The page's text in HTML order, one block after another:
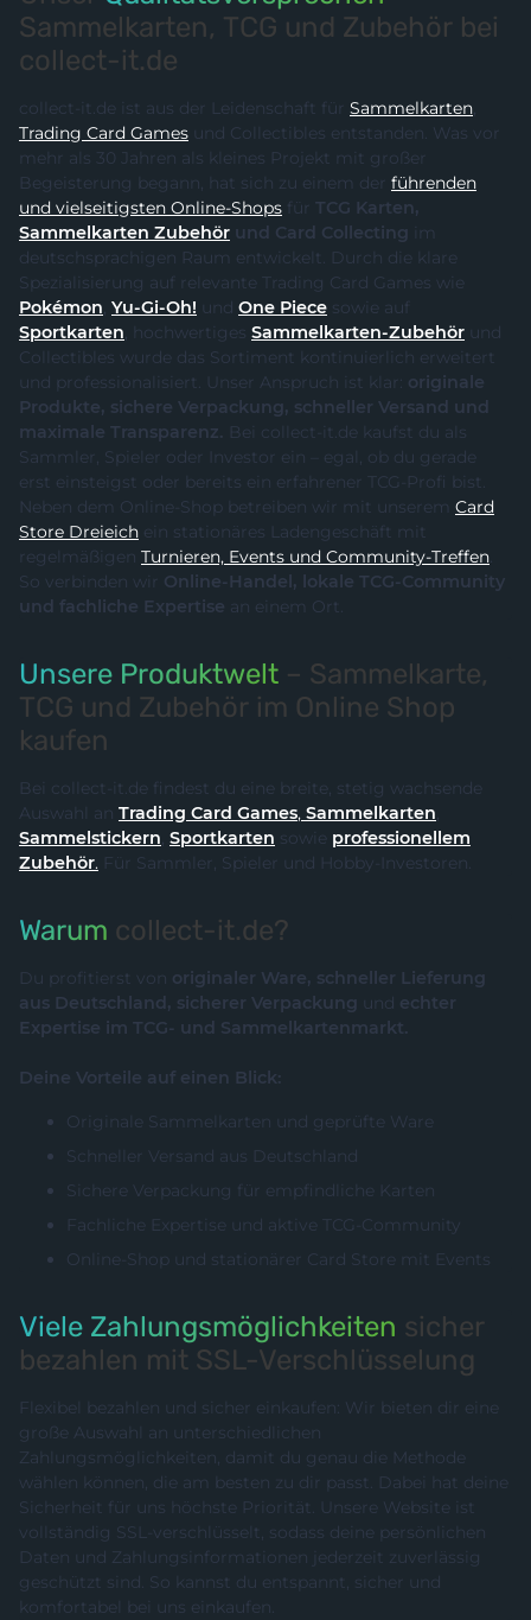
Sammelkarten, TCG und Zubehör bei
collect-it.de
collect-it.de ist aus der Leidenschaft für Sammelkarten,
Trading Card Games und Collectibles entstanden. Was vor
mehr als 30 Jahren als kleines Projekt mit großer
Begeisterung begann, hat sich zu einem der führenden
und vielseitigsten Online-Shops für TCG Karten,
Sammelkarten Zubehör und Card Collecting
im
deutschsprachigen Raum entwickelt. Durch die klare
Spezialisierung auf relevante Trading Card Games wie
Pokémon, Yu-Gi-Oh! und One Piece sowie auf
Sportkarten , hochwertiges Sammelkarten-Zubehör
Collectibles wurde das Sortiment kontinuierlich erweitert
und professionalisiert. Unser Anspruch ist klar: originale
Produkte, sichere Verpackung, schneller Versand und
maximale Transparenz. Bei collect-it.de kaufst du als
Sammler, Spieler oder Investor ein – egal, ob du gerade
erst einsteigst oder bereits ein erfahrener TCG-Profi bist.
Neben dem Online-Shop betreiben wir mit unserem Card
Store Dreieich ein stationäres Ladengeschäft mit
regelmäßigen
Turnieren, Events und Community-Treffen.
So verbinden wir Online-Handel, lokale TCG-Community
und fachliche Expertise an einem Ort.
Unsere Produktwelt – Sammelkarte,
TCG und Zubehör im Online Shop
kaufen
Bei collect-it.de findest du eine breite, stetig wachsende
Auswahl an
Trading Card Games, Sammelkarten,
Sammelstickern, Sportkarten sowie professionellem
Zubehör. Für Sammler, Spieler und Hobby-Investoren.
Warum collect-it.de?
Du profitierst von originaler Ware, schneller Lieferung
aus Deutschland, sicherer Verpackung und echter
Expertise im TCG- und Sammelkartenmarkt.
Deine Vorteile auf einen Blick:
Originale Sammelkarten und geprüfte Ware
Schneller Versand aus Deutschland
Sichere Verpackung für empfindliche Karten
Fachliche Expertise und aktive TCG-Community
Online-Shop und stationärer Card Store mit Events
Viele Zahlungsmöglichkeiten sicher
bezahlen mit SSL-Verschlüsselung
Flexibel bezahlen und sicher einkaufen: Wir bieten dir eine
große Auswahl an unterschiedlichen
Zahlungsmöglichkeiten, damit du genau die Methode
wählen können, die am besten zu dir passt. Dabei hat deine
Sicherheit für uns höchste Priorität. Unsere Website ist
vollständig SSL-verschlüsselt, sodass deine persönlichen
Daten und Zahlungsinformationen jederzeit zuverlässig
geschützt sind. So kannst du entspannt, sicher und
komfortabel bei uns einkaufen.